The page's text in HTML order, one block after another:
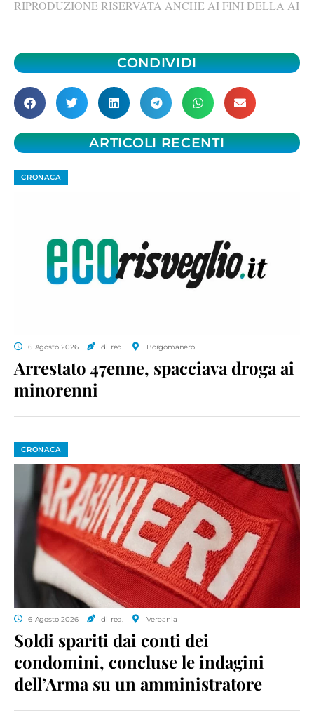
RIPRODUZIONE RISERVATA ANCHE AI FINI DELLA AI
CONDIVIDI
ARTICOLI RECENTI
CRONACA
6 Agosto 2026 di red. Borgomanero
Arrestato 47enne, spacciava droga ai
minorenni
CRONACA
6 Agosto 2026 di red. Verbania
Soldi spariti dai conti dei
condomini, concluse le indagini
dell’Arma su un amministratore